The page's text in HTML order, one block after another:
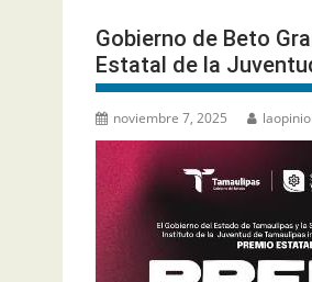
Gobierno de Beto
Estatal de la
noviembre 7, 2025